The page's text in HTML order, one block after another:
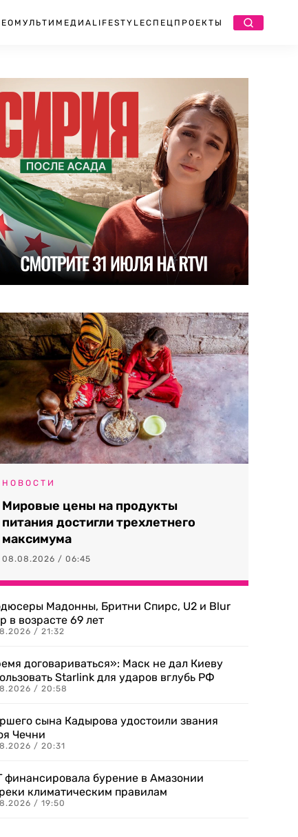
МУЛЬТИМЕДИА LIFESTYLEСПЕЦПРОЕКТЫ
НОВОСТИ
Мировые цены на продукты
питания достигли трехлетнего
максимума
08.08.2026 / 06:45
Мадонны, Бритни Спирс, U2 и Blur
в возрасте 69 лет
/ 21:32
договариваться»: Маск не дал Киеву
Starlink для ударов вглубь РФ
/ 20:58
сына Кадырова удостоили звания
Чечни
/ 20:31
финансировала бурение в Амазонии
климатическим правилам
/ 19:50